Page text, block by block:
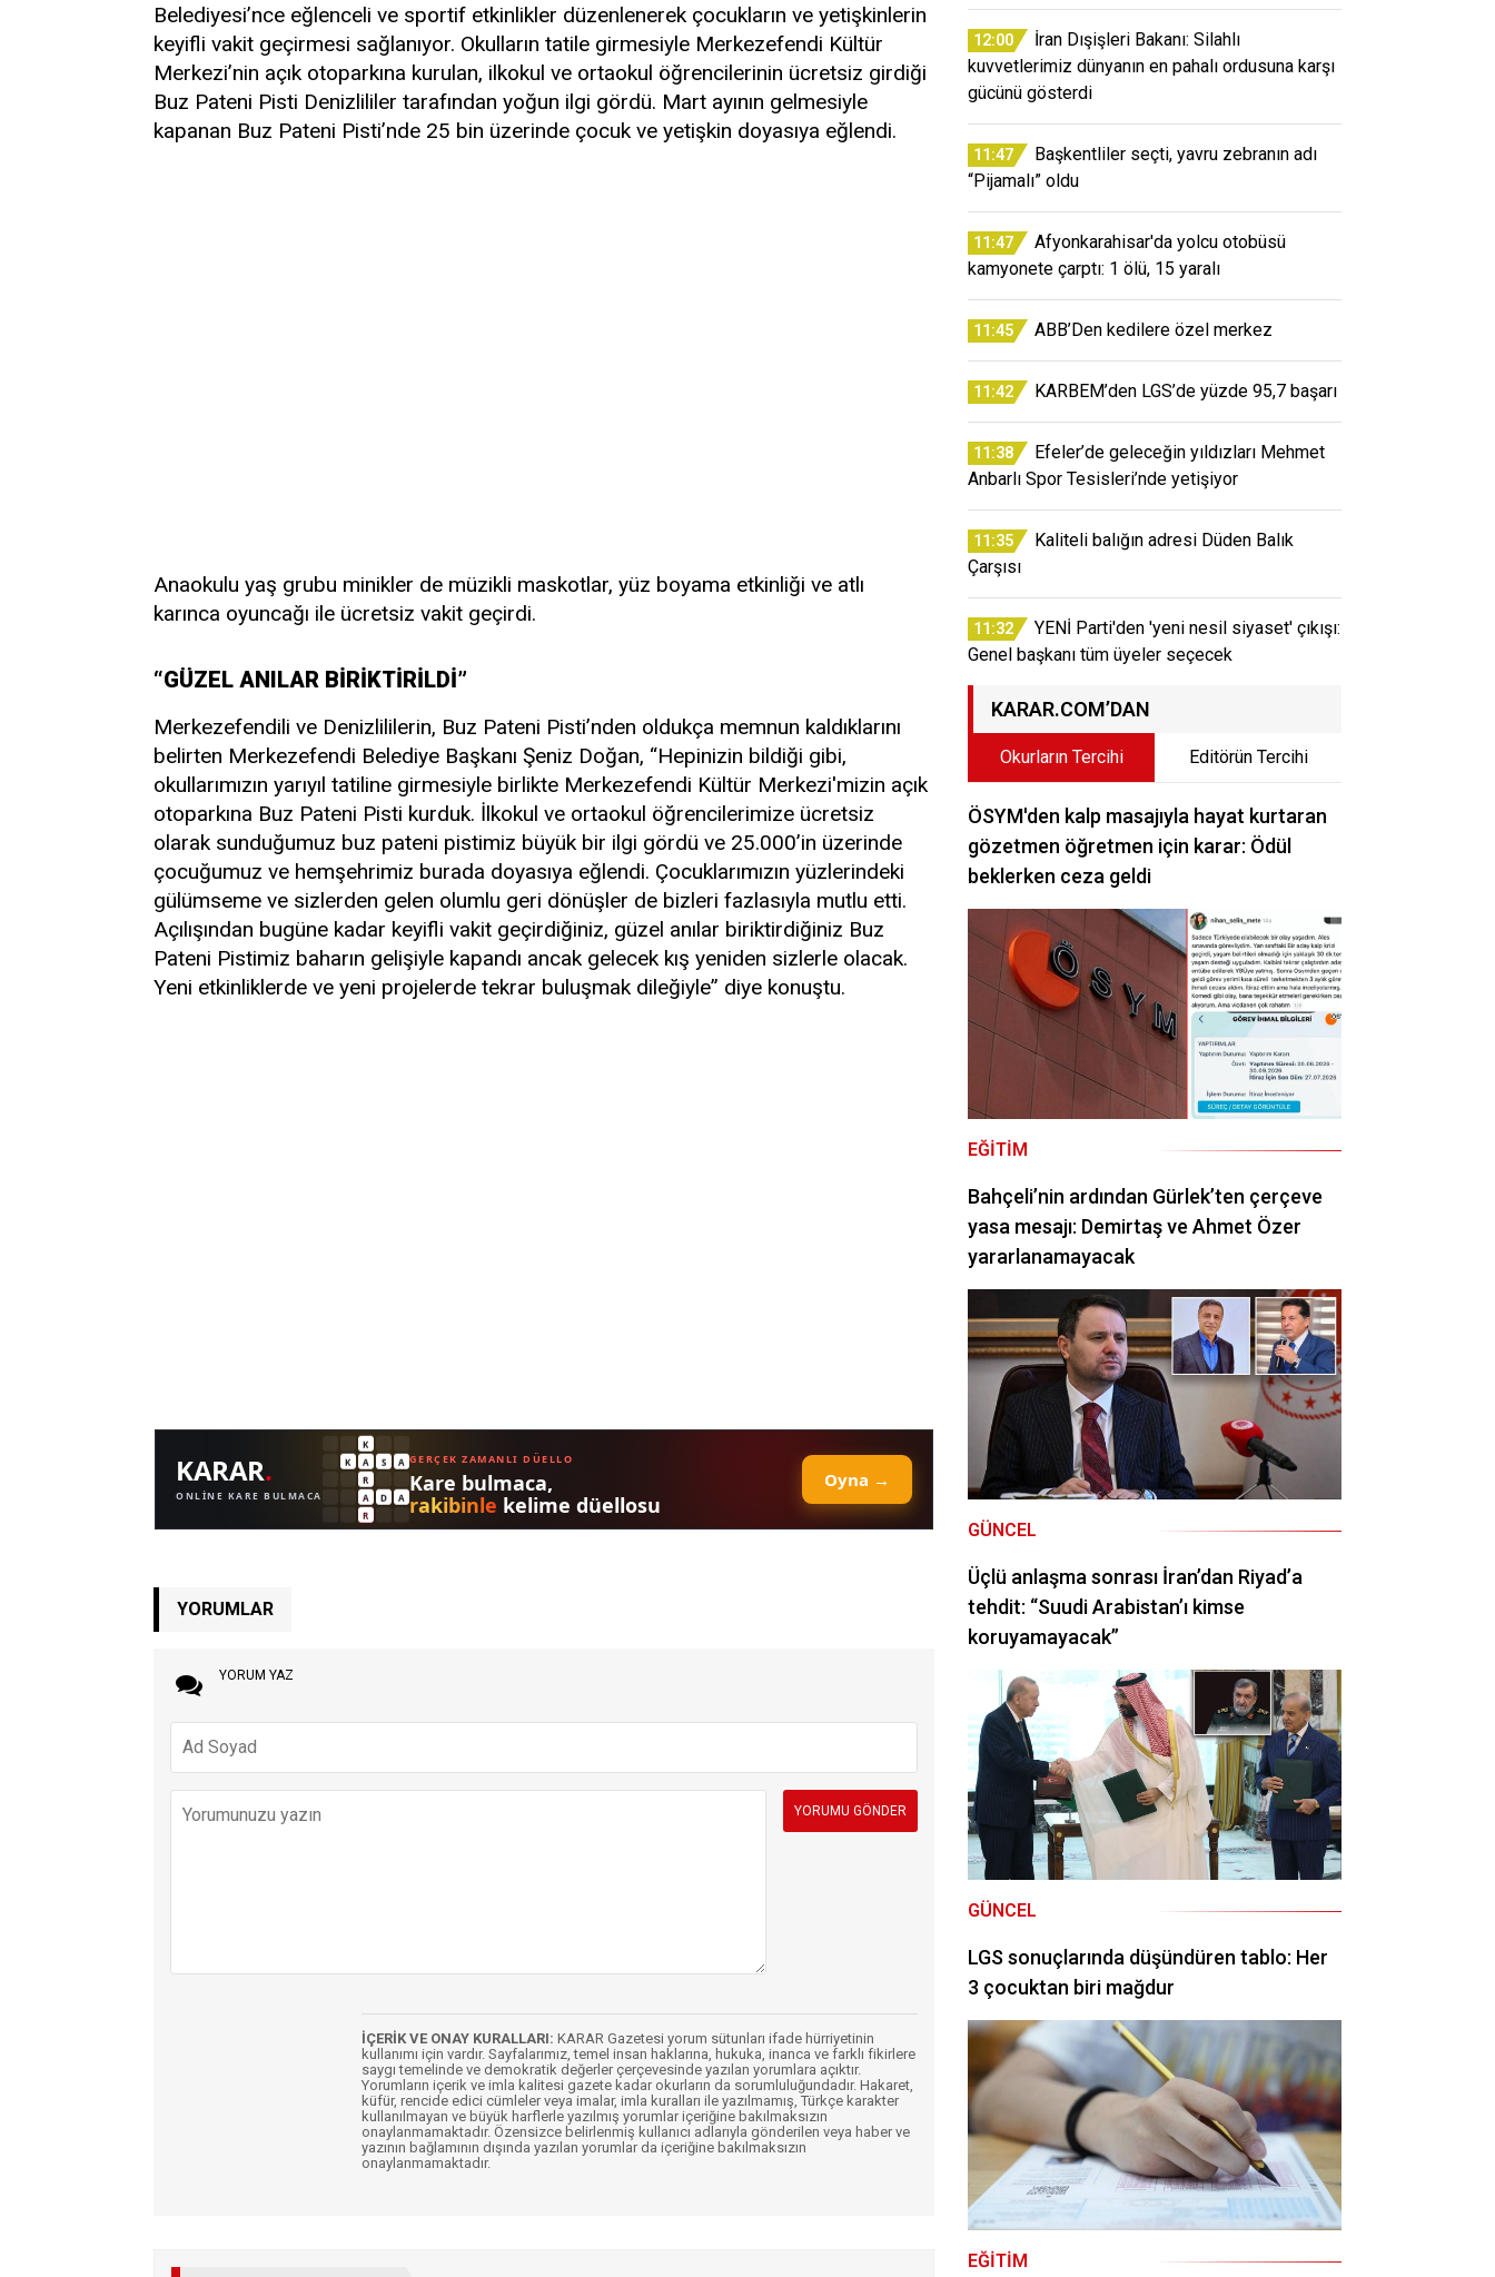
Belediyesi’nce eğlenceli ve sportif etkinlikler düzenlenerek çocukların ve yetişkinlerin
keyifli vakit geçirmesi sağlanıyor. Okulların tatile girmesiyle Merkezefendi Kültür
Merkezi’nin açık otoparkına kurulan, ilkokul ve ortaokul öğrencilerinin ücretsiz girdiği
Buz Pateni Pisti Denizlililer tarafından yoğun ilgi gördü. Mart ayının gelmesiyle
kapanan Buz Pateni Pisti’nde 25 bin üzerinde çocuk ve yetişkin doyasıya eğlendi.
Anaokulu yaş grubu minikler de müzikli maskotlar, yüz boyama etkinliği ve atlı
karınca oyuncağı ile ücretsiz vakit geçirdi.
“GÜZEL ANILAR BİRİKTİRİLDİ”
Merkezefendili ve Denizlililerin, Buz Pateni Pisti’nden oldukça memnun kaldıklarını
belirten Merkezefendi Belediye Başkanı Şeniz Doğan, “Hepinizin bildiği gibi,
okullarımızın yarıyıl tatiline girmesiyle birlikte Merkezefendi Kültür Merkezi'mizin açık
otoparkına Buz Pateni Pisti kurduk. İlkokul ve ortaokul öğrencilerimize ücretsiz
olarak sunduğumuz buz pateni pistimiz büyük bir ilgi gördü ve 25.000’in üzerinde
çocuğumuz ve hemşehrimiz burada doyasıya eğlendi. Çocuklarımızın yüzlerindeki
gülümseme ve sizlerden gelen olumlu geri dönüşler de bizleri fazlasıyla mutlu etti.
Açılışından bugüne kadar keyifli vakit geçirdiğiniz, güzel anılar biriktirdiğiniz Buz
Pateni Pistimiz baharın gelişiyle kapandı ancak gelecek kış yeniden sizlerle olacak.
Yeni etkinliklerde ve yeni projelerde tekrar buluşmak dileğiyle” diye konuştu.
YORUMLAR
YORUM YAZ
İÇERİK VE ONAY KURALLARI: KARAR Gazetesi yorum sütunları ifade hürriyetinin
kullanımı için vardır. Sayfalarımız, temel insan haklarına, hukuka, inanca ve farklı fikirlere
saygı temelinde ve demokratik değerler çerçevesinde yazılan yorumlara açıktır.
Yorumların içerik ve imla kalitesi gazete kadar okurların da sorumluluğundadır. Hakaret,
küfür, rencide edici cümleler veya imalar, imla kuralları ile yazılmamış, Türkçe karakter
kullanılmayan ve büyük harflerle yazılmış yorumlar içeriğine bakılmaksızın
onaylanmamaktadır. Özensizce belirlenmiş kullanıcı adlarıyla gönderilen veya haber ve
yazının bağlamının dışında yazılan yorumlar da içeriğine bakılmaksızın
onaylanmamaktadır.
12:00
İran Dışişleri Bakanı: Silahlı
kuvvetlerimiz dünyanın en pahalı ordusuna karşı
gücünü gösterdi
11:47
Başkentliler seçti, yavru zebranın adı
“Pijamalı” oldu
11:47
Afyonkarahisar'da yolcu otobüsü
kamyonete çarptı: 1 ölü, 15 yaralı
11:45 ABB’Den kedilere özel merkez
11:42 KARBEM’den LGS’de yüzde 95,7 başarı
11:38
Efeler’de geleceğin yıldızları Mehmet
Anbarlı Spor Tesisleri’nde yetişiyor
11:35
Kaliteli balığın adresi Düden Balık
Çarşısı
11:32
YENİ Parti'den 'yeni nesil siyaset' çıkışı:
Genel başkanı tüm üyeler seçecek
KARAR.COM’DAN
Okurların Tercihi Editörün Tercihi
ÖSYM'den kalp masajıyla hayat kurtaran
gözetmen öğretmen için karar: Ödül
beklerken ceza geldi
EĞITIM
Bahçeli’nin ardından Gürlek’ten çerçeve
yasa mesajı: Demirtaş ve Ahmet Özer
yararlanamayacak
GÜNCEL
Üçlü anlaşma sonrası İran’dan Riyad’a
tehdit: “Suudi Arabistan’ı kimse
koruyamayacak”
GÜNCEL
LGS sonuçlarında düşündüren tablo: Her
3 çocuktan biri mağdur
EĞITIM